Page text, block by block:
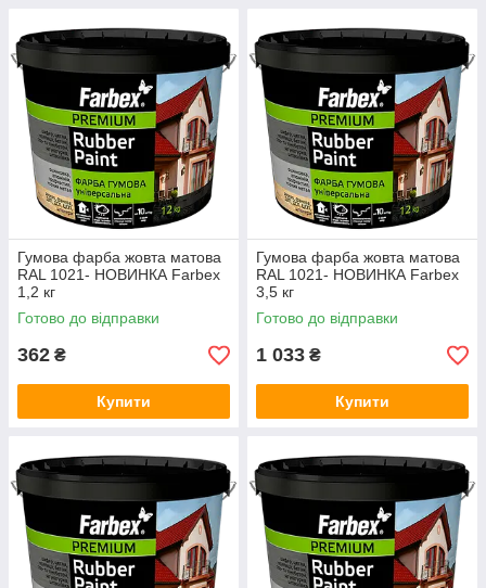
Гумова фарба жовта матова
RAL 1021- НОВИНКА Farbex
1,2 кг
Готово до відправки
362 ₴
Купити
Гумова фарба жовта матова
RAL 1021- НОВИНКА Farbex
3,5 кг
Готово до відправки
1 033 ₴
Купити